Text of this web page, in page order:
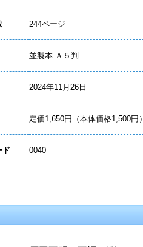
244ページ
並製本 Ａ５判
2024年11月26日
定価1,650円（本体価格1,500円）
ド 0040